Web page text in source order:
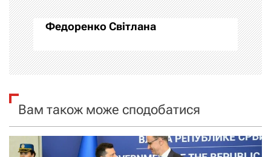
а
ц
і
а
Федоренко Світлана
Вам також може сподобатися